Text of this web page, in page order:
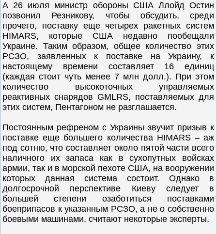
А 26 июля министр обороны США Ллойд Остин
позвонил Резникову, чтобы обсудить, среди
прочего, поставку еще четырех ракетных систем
HIMARS, которые США недавно пообещали
Украине. Таким образом, общее количество этих
РСЗО, заявленных к поставке на Украину, к
настоящему времени составляет 16 единиц
(каждая стоит чуть менее 7 млн долл.). При этом
количество высокоточных управляемых
реактивных снарядов GMLRS, поставляемых для
этих систем, Пентагоном не разглашается.
Постоянным рефреном с Украины звучит призыв к
поставке еще большего количества HIMARS – аж
под сотню, что составляет около пятой части всего
наличного их запаса как в сухопутных войсках
армии, так и в морской пехоте США, на вооружении
которых данная система состоит. Однако в
долгосрочной перспективе Киеву следует в
большей степени озаботиться поставками
боеприпасов к указанным РСЗО, а не о собственно
боевыми машинами, считают некоторые эксперты.